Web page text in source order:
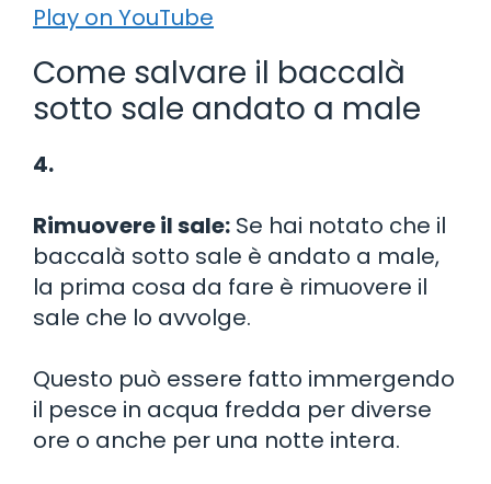
Play on YouTube
Come salvare il baccalà
sotto sale andato a male
4.
Rimuovere il sale: Se hai notato che il
baccalà sotto sale è andato a male,
la prima cosa da fare è rimuovere il
sale che lo avvolge.
Questo può essere fatto immergendo
il pesce in acqua fredda per diverse
ore o anche per una notte intera.